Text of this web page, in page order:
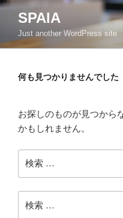
コ
ン
SPAIA
Just another WordPress site
何も見つかりませんでした
お探しのものが見つから
かもしれません。
検
索:
索: